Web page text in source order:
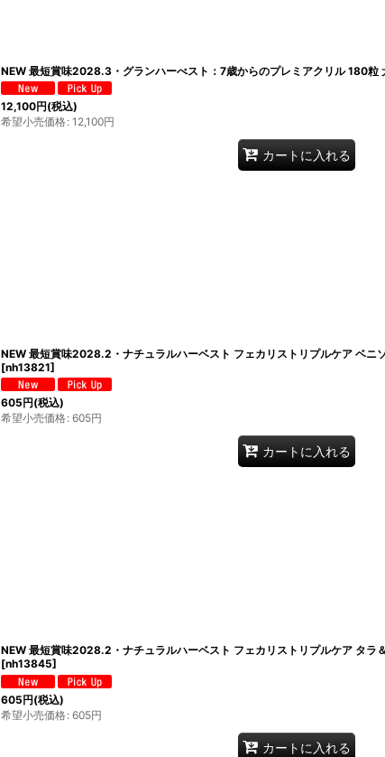
NEW 最短賞味2028.3・グランハーべスト：7歳からのプレミアクリル 180粒
12,100円(税込)
希望小売価格: 12,100円
カートに入れる
NEW 最短賞味2028.2・ナチュラルハーベスト フェカリストリプルケア ベ
[nh13821]
605円(税込)
希望小売価格: 605円
カートに入れる
NEW 最短賞味2028.2・ナチュラルハーベスト フェカリストリプルケア タ
[nh13845]
605円(税込)
希望小売価格: 605円
カートに入れる